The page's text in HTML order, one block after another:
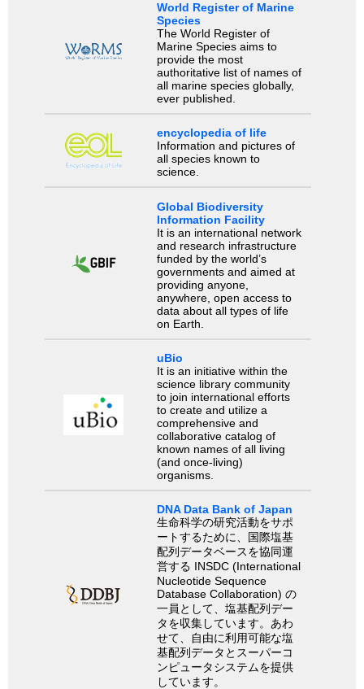
World Register of Marine
Species
The World Register of
Marine Species aims to
provide the most
authoritative list of names of
all marine species globally,
ever published.
encyclopedia of life
Information and pictures of
all species known to
science.
Global Biodiversity
Information Facility
It is an international network
and research infrastructure
funded by the world’s
governments and aimed at
providing anyone,
anywhere, open access to
data about all types of life
on Earth.
uBio
It is an initiative within the
science library community
to join international efforts
to create and utilize a
comprehensive and
collaborative catalog of
known names of all living
(and once-living)
organisms.
DNA Data Bank of Japan
生命科学の研究活動をサポ
ートするために、国際塩基
配列データベースを協同運
営する INSDC (International
Nucleotide Sequence
Database Collaboration) の
一員として、塩基配列デー
タを収集しています。あわ
せて、自由に利用可能な塩
基配列データとスーパーコ
ンピュータシステムを提供
しています。